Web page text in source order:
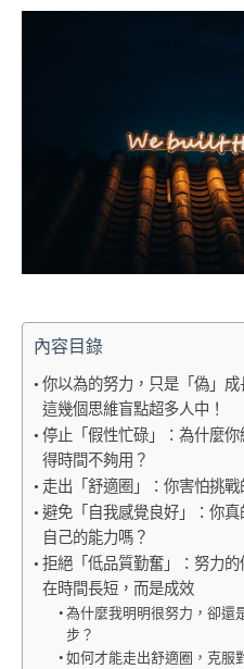
內容目錄
你以為的努力，只是「偽」成
這幾個思維盲點超多人中！
停止「假性忙碌」：為什麼你
得時間不夠用？
走出「舒適圈」：你害怕挑戰
避免「自我感覺良好」：你真
自己的能力嗎？
拒絕「低品質勤奮」：努力的
在時間長短，而是成效
為什麼我明明很努力，卻還
步？
如何才能走出舒適圈，克服